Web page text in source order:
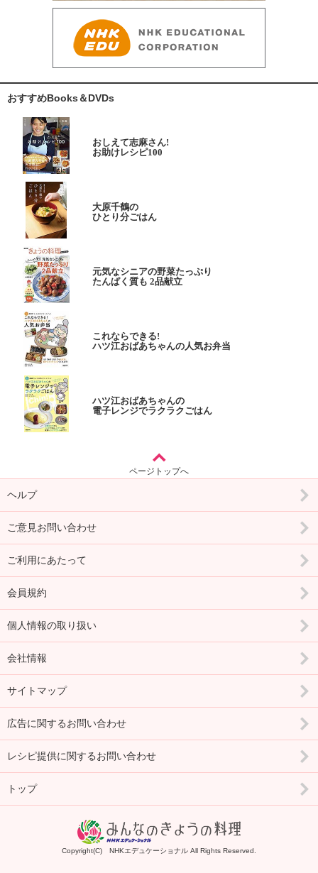
おすすめBooks＆DVDs
おしえて志麻さん!
お助けレシピ100
大原千鶴の
ひとり分ごはん
元気なシニアの野菜たっぷり
たんぱく質も 2品献立
これならできる!
ハツ江おばあちゃんの人気お弁当
ハツ江おばあちゃんの
電子レンジでラクラクごはん
ページトップへ
ヘルプ
ご意見お問い合わせ
ご利用にあたって
会員規約
個人情報の取り扱い
会社情報
サイトマップ
広告に関するお問い合わせ
レシピ提供に関するお問い合わせ
トップ
Copyright(C) NHKエデュケーショナル All Rights Reserved.